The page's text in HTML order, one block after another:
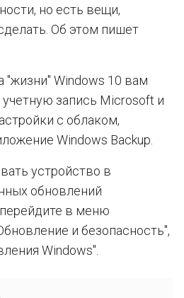
но есть вещи,
Об этом пишет
"жизни" Windows 10 вам
запись Microsoft и
с облаком,
Windows Backup.
устройство в
обновлений
перейдите в меню
и безопасность",
Windows".